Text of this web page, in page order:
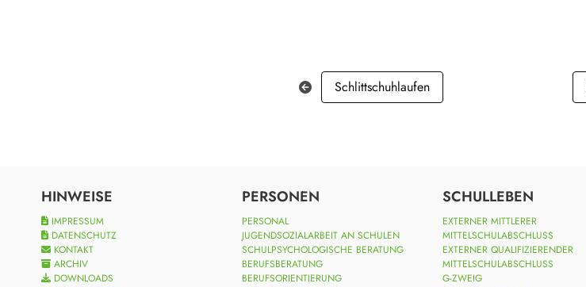
Schlittschuhlaufen
HINWEISE
IMPRESSUM
DATENSCHUTZ
KONTAKT
ARCHIV
DOWNLOADS
PERSONEN
PERSONAL
JUGENDSOZIALARBEIT AN SCHULEN
SCHULPSYCHOLOGISCHE BERATUNG
BERUFSBERATUNG
BERUFSORIENTIERUNG
SCHULLEBEN
EXTERNER MITTLERER
MITTELSCHULABSCHLUSS
EXTERNER QUALIFIZIERENDER
MITTELSCHULABSCHLUSS
G-ZWEIG